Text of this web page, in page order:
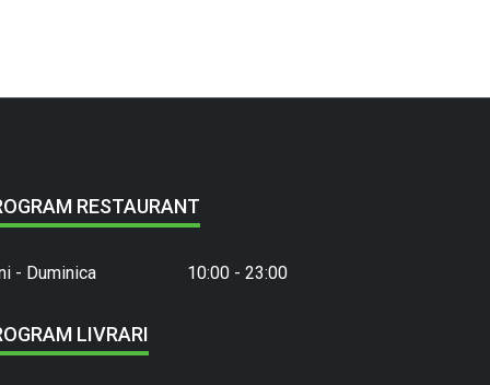
RESTAURANT
- Duminica 10:00 - 23:00
LIVRARI